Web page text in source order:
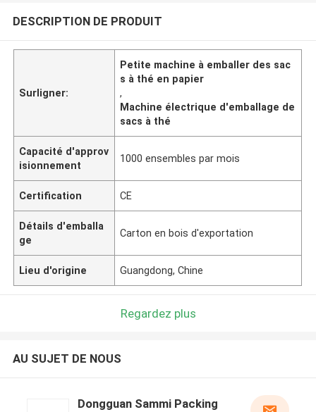
DESCRIPTION DE PRODUIT
Surligner:
Petite machine à emballer des sac
s à thé en papier
,
Machine électrique d'emballage de
sacs à thé
Capacité d'approv
isionnement
1000 ensembles par mois
Certification CE
Détails d'emballa
ge
Carton en bois d'exportation
Lieu d'origine Guangdong, Chine
Regardez plus
AU SUJET DE NOUS
Dongguan Sammi Packing